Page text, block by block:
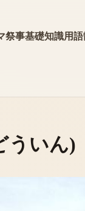
祭事基礎知識用語
ういん)